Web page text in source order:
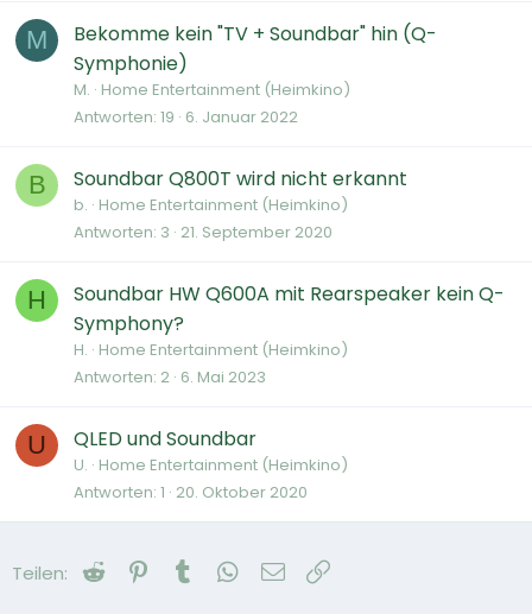
M
Bekomme kein "TV + Soundbar" hin (Q-
Symphonie)
M. Home Entertainment (Heimkino)
Antworten 19 6. Januar 2022
B Soundbar Q800T wird nicht erkannt
b. Home Entertainment (Heimkino)
Antworten 3 21. September 2020
H
Soundbar HW Q600A mit Rearspeaker kein Q-
Symphony?
H. Home Entertainment (Heimkino)
Antworten 2 6. Mai 2023
U QLED und Soundbar
U. Home Entertainment (Heimkino)
Antworten 1 20. Oktober 2020
Teilen: Reddit Pinterest
Tumblr WhatsApp
E-Mail